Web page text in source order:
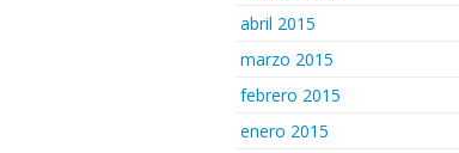
abril 2015
marzo 2015
febrero 2015
enero 2015